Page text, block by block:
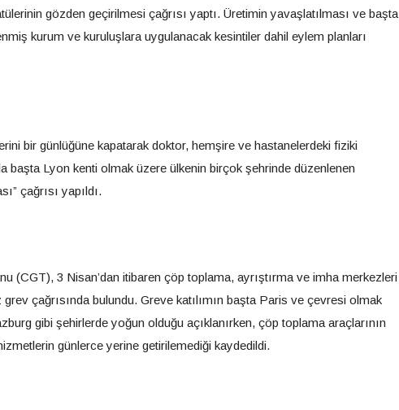
gözden geçirilmesi çağrısı yaptı. Üretimin yavaşlatılması ve başta
kurum ve kuruluşlara uygulanacak kesintiler dahil eylem planları
bir günlüğüne kapatarak doktor, hemşire ve hastanelerdeki fiziki
başta Lyon kenti olmak üzere ülkenin birçok şehrinde düzenlenen
çağrısı yapıldı.
(CGT), 3 Nisan’dan itibaren çöp toplama, ayrıştırma ve imha merkezleri
çağrısında bulundu. Greve katılımın başta Paris ve çevresi olmak
gibi şehirlerde yoğun olduğu açıklanırken, çöp toplama araçlarının
günlerce yerine getirilemediği kaydedildi.